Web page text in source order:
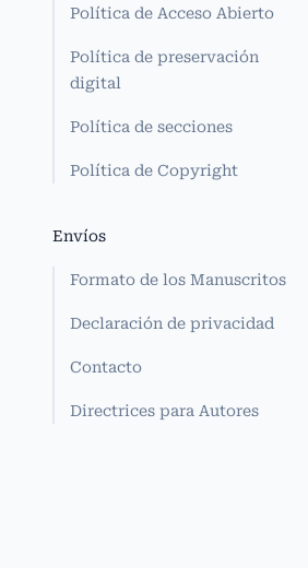
Política de Acceso Abierto
Política de preservación
digital
Política de secciones
Política de Copyright
Envíos
Formato de los Manuscritos
Declaración de privacidad
Contacto
Directrices para Autores